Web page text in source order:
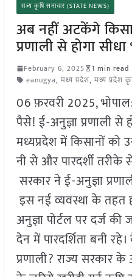
राज्य कृषि समाचार (STATE NEWS)
अब नहीं अटकेंगे
प्रणाली से होगा
February 6, 2025
1 min read
eanugya, मध्य प्रदेश, मध्य प्रदेश
06 फ़रवरी 2025,
पैसे! ई-अनुज्ञा प्रणाली से
मध्यप्रदेश में किसानों
नी से और पारदर्शी तरीके
सरकार ने ई-अनुज्ञा
इस नई व्यवस्था के तहत
अनुज्ञा पोर्टल पर दर्ज
देन में पारदर्शिता बनी
प्रणाली? राज्य सरकार के